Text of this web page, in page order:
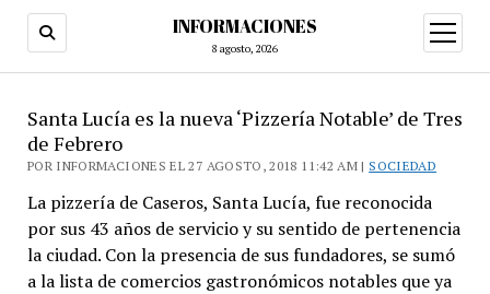
INFORMACIONES
8 agosto, 2026
abrir
menú
Santa Lucía es la nueva ‘Pizzería Notable’ de Tres
de Febrero
POR INFORMACIONES EL 27 AGOSTO, 2018 11:42 AM | SOCIEDAD
La pizzería de Caseros, Santa Lucía, fue reconocida
por sus 43 años de servicio y su sentido de pertenencia
la ciudad. Con la presencia de sus fundadores, se sumó
a la lista de comercios gastronómicos notables que ya